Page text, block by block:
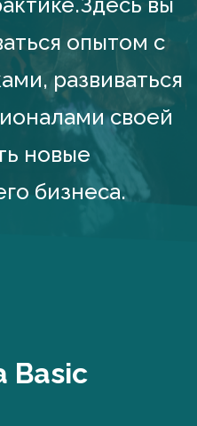
опытом с
развиваться
своей
новые
бизнеса.
Basic